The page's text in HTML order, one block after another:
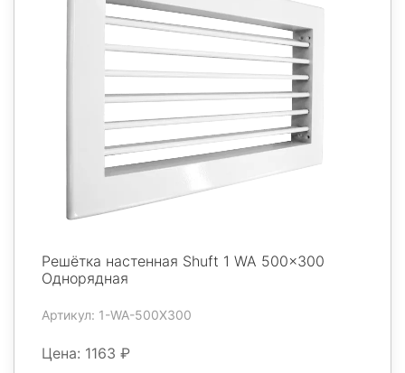
Решётка настенная Shuft 1 WA 500x300
Однорядная
Артикул: 1-WA-500X300
Цена: 1163 ₽